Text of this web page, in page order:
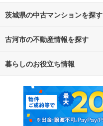
茨城県の中古マンションを探す
路線・駅から探す
通勤・通学時間から探す
古河市の不動産情報を探す
不動産・住宅
新築マンション
新築一戸建て
暮らしのお役立ち情報
マンションカタログ